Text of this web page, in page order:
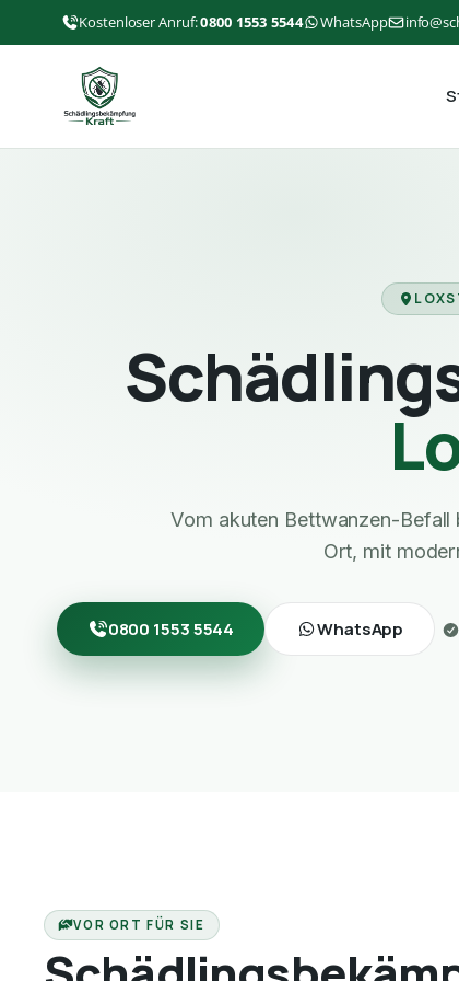
Kostenloser Anruf:0800 1553 5544 WhatsApp
Vom akuten Bettwanzen-
Ort, mit
0800 1553 5544 WhatsApp
VOR ORT FÜR SIE